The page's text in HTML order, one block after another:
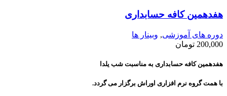
هفدهمین کافه حسابداری
دوره های آموزشی, وبینار ها
200,000 تومان
هفدهمین کافه حسابداری به مناسبت شب یلدا
با همت گروه نرم افزاری اوراش برگزار می گردد.